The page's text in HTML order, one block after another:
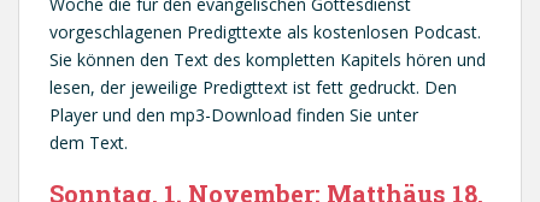
vorgeschlagenen Predigttexte als kostenlosen Podcast.
Sie können den Text des kompletten Kapitels hören und
lesen, der jeweilige Predigttext ist fett gedruckt. Den
Player und den mp3-Download finden Sie unter
dem Text.
Sonntag, 1. November: Matthäus 18,